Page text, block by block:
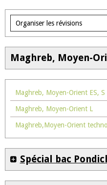
Maghreb, Moyen-
Maghreb, Moyen-Orient ES, S
Maghreb, Moyen-Orient L
Maghreb,Moyen-Orient techno
Spécial bac